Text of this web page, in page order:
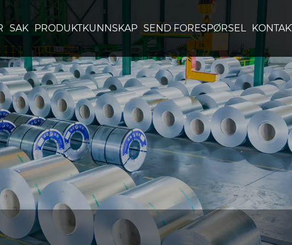
SAK PRODUKTKUNNSKAP SEND FORESPØRSEL